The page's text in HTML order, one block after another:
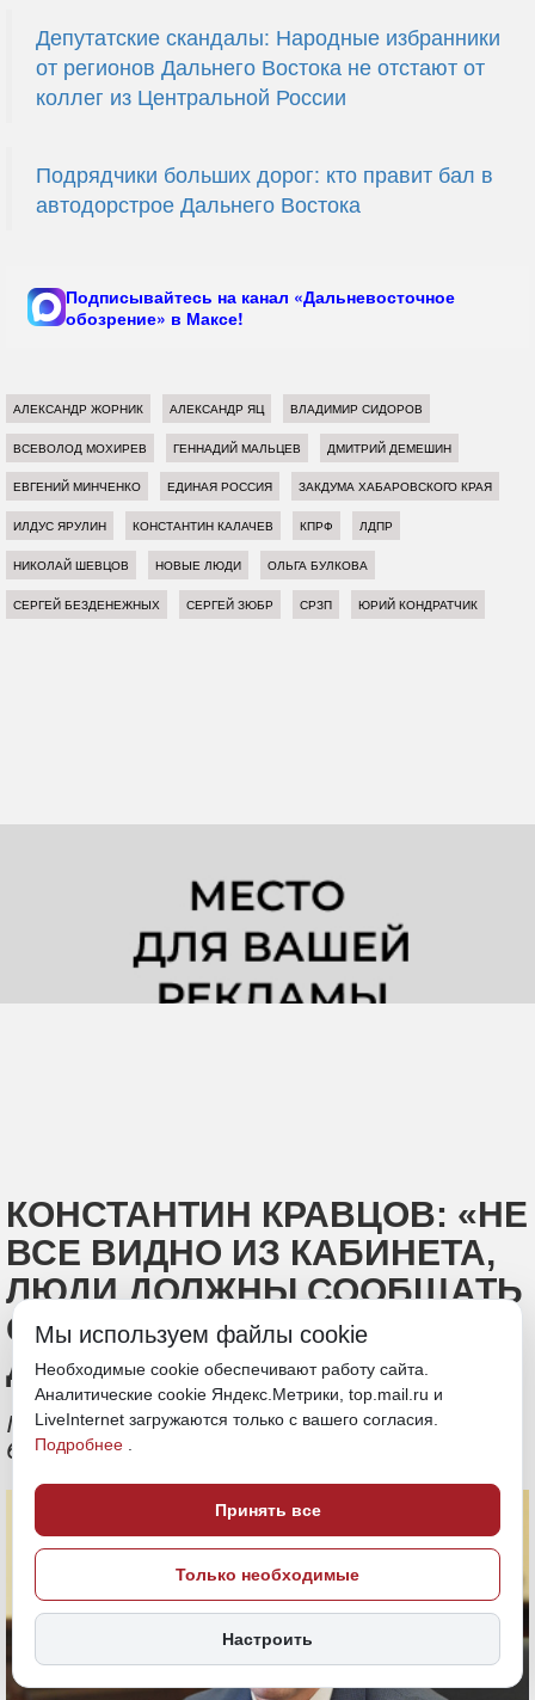
Депутатские скандалы: Народные избранники
от регионов Дальнего Востока не отстают от
коллег из Центральной России
Подрядчики больших дорог: кто правит бал в
автодорстрое Дальнего Востока
Подписывайтесь на канал «Дальневосточное
обозрение» в Максе!
АЛЕКСАНДР ЖОРНИК АЛЕКСАНДР ЯЦ ВЛАДИМИР СИДОРОВ
ВСЕВОЛОД МОХИРЕВ ГЕННАДИЙ МАЛЬЦЕВ ДМИТРИЙ ДЕМЕШИН
ЕВГЕНИЙ МИНЧЕНКО ЕДИНАЯ РОССИЯ ЗАКДУМА ХАБАРОВСКОГО КРАЯ
ИЛДУС ЯРУЛИН КОНСТАНТИН КАЛАЧЕВ КПРФ ЛДПР
НИКОЛАЙ ШЕВЦОВ НОВЫЕ ЛЮДИ ОЛЬГА БУЛКОВА
СЕРГЕЙ БЕЗДЕНЕЖНЫХ СЕРГЕЙ ЗЮБР СРЗП ЮРИЙ КОНДРАТЧИК
КОНСТАНТИН КРАВЦОВ: «НЕ
ВСЕ ВИДНО ИЗ КАБИНЕТА,
ЛЮДИ ДОЛЖНЫ СООБЩАТЬ
О ПРОБЛЕМАХ С
ДОРОГАМИ»
Министр транспорта рассказал, каким
будет наше дорожное счастье
Мы используем файлы cookie
Необходимые cookie обеспечивают работу сайта.
Аналитические cookie Яндекс.Метрики, top.mail.ru и
LiveInternet загружаются только с вашего согласия.
Подробнее
Принять все
Только необходимые
Настроить